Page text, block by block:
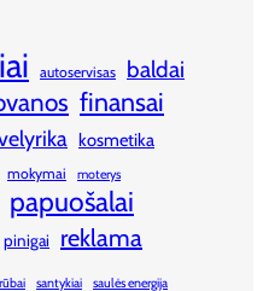
autoservisas baldai
finansai
kosmetika
mokymai moterys
papuošalai
pinigai reklama
rūbai santykiai saulės energija